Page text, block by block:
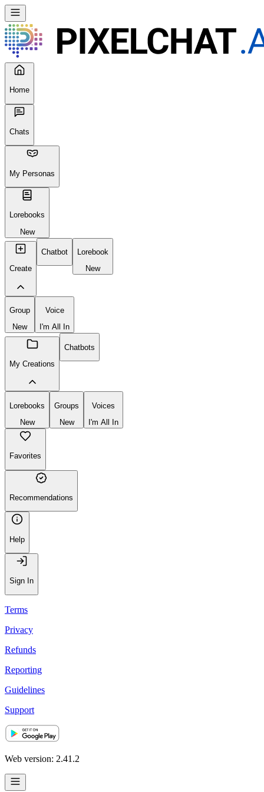
Home
Chats
My Personas
Lorebooks
New
Create
Chatbot
Lorebook
New
Group
New
Voice
I'm All In
My Creations
Chatbots
Lorebooks
New
Groups
New
Voices
I'm All In
Favorites
Recommendations
Help
Sign In
Terms
Privacy
Refunds
Reporting
Guidelines
Support
Web version: 2.41.2